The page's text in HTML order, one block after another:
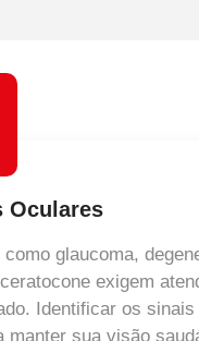
Oculares
como glaucoma,
exigem
Identificar os sinais
manter sua visão